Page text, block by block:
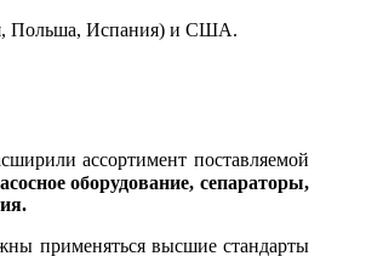
Польша, Испания) и США.
ассортимент поставляемой
оборудование, сепараторы,
применяться высшие стандарты